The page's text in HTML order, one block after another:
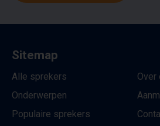
Sitemap
Alle sprekers
Onderwerpen
Populaire sprekers
Over